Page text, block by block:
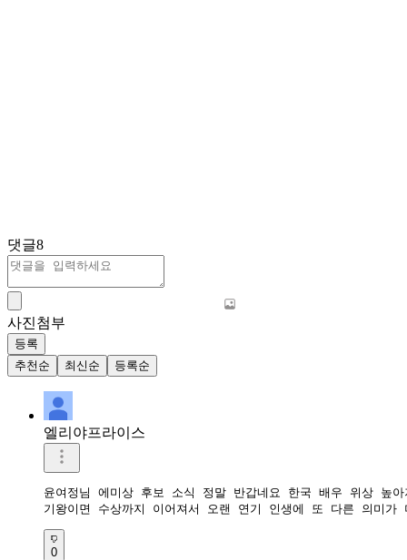
댓글8
사진첨부
등록
추천순
최신순 등록순
엘리야프라이스
윤여정님 에미상 후보 소식 정말 반갑네요 한국 배우 위상 높
기왕이면 수상까지 이어져서 오랜 연기 인생에 또 다른 의미
0